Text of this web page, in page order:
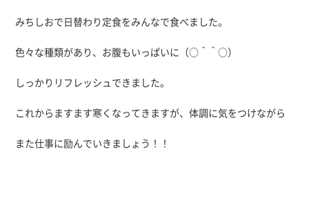
みちしおで日替わり定食をみんなで食べました。
色々な種類があり、お腹もいっぱいに（○＾＾○）
しっかりリフレッシュできました。
これからますます寒くなってきますが、体調に気をつけながら
また仕事に励んでいきましょう！！